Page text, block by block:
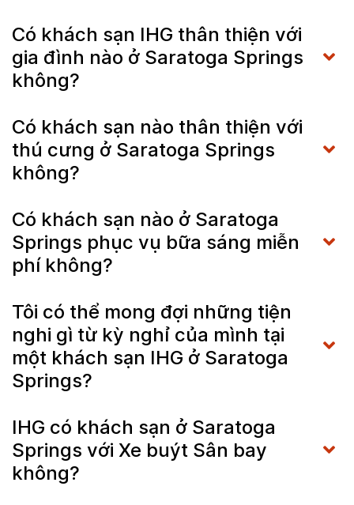
Có khách sạn IHG thân thiện với
gia đình nào ở Saratoga Springs
không?
Có khách sạn nào thân thiện với
thú cưng ở Saratoga Springs
không?
Có khách sạn nào ở Saratoga
Springs phục vụ bữa sáng miễn
phí không?
Tôi có thể mong đợi những tiện
nghi gì từ kỳ nghỉ của mình tại
một khách sạn IHG ở Saratoga
Springs?
IHG có khách sạn ở Saratoga
Springs với Xe buýt Sân bay
không?